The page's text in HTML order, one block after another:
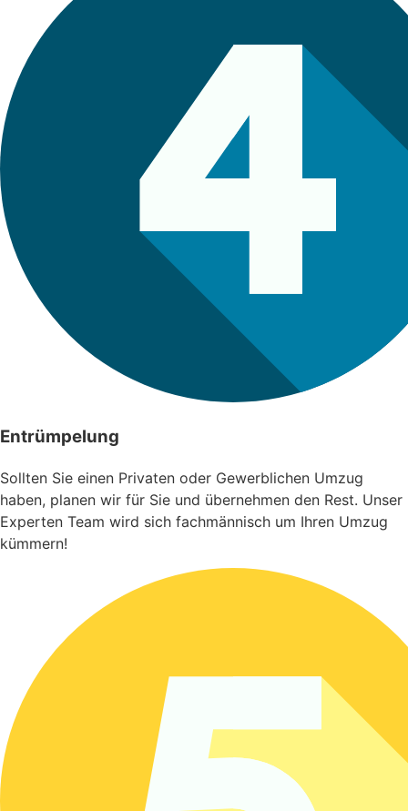
Entrümpelung
Sollten Sie einen Privaten oder Gewerblichen Umzug
haben, planen wir für Sie und übernehmen den Rest. Unser
Experten Team wird sich fachmännisch um Ihren Umzug
kümmern!